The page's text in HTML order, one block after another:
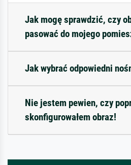
Jak mogę sprawdzić, czy
pasować do mojego
Jak wybrać odpowiedni
Nie jestem pewien, czy
skonfigurowałem obraz!